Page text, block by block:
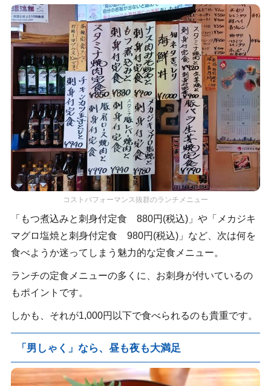
コストパフォーマンス抜群のランチメニュー
「もつ煮込みと刺身付定食 880円(税込)」や「メカジキ
マグロ塩焼と刺身付定食 980円(税込)」など、次は何を
食べようか迷ってしまう魅力的な定食メニュー。
ランチの定食メニューの多くに、お刺身が付いているの
もポイントです。
しかも、それが1,000円以下で食べられるのも貴重です。
「男しゃく」なら、昼も夜も大満足